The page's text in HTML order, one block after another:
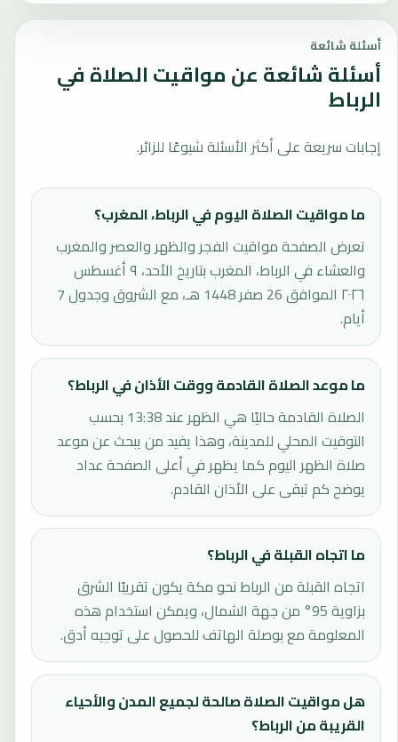
أسئلة شائعة
أسئلة شائعة عن مواقيت الصلاة في
الرباط
إجابات سريعة على أكثر الأسئلة شيوعًا للزائر.
ما مواقيت الصلاة اليوم في الرباط، المغرب؟
تعرض الصفحة مواقيت الفجر والظهر والعصر والمغرب
والعشاء في الرباط، المغرب بتاريخ الأحد، ٩ أغسطس
٢٠٢٦ الموافق 26 صفر 1448 هـ، مع الشروق وجدول 7
أيام.
ما موعد الصلاة القادمة ووقت الأذان في الرباط؟
الصلاة القادمة حاليًا هي الظهر عند 13:38 بحسب
التوقيت المحلي للمدينة، وهذا يفيد من يبحث عن موعد
صلاة الظهر اليوم كما يظهر في أعلى الصفحة عداد
يوضح كم تبقى على الأذان القادم.
ما اتجاه القبلة في الرباط؟
اتجاه القبلة من الرباط نحو مكة يكون تقريبًا الشرق
بزاوية 95° من جهة الشمال، ويمكن استخدام هذه
المعلومة مع بوصلة الهاتف للحصول على توجيه أدق.
هل مواقيت الصلاة صالحة لجميع المدن والأحياء
القريبة من الرباط؟